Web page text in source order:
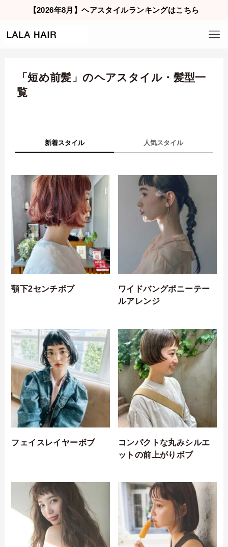
【2026年8月】ヘアスタイルランキングはこちら
「短め前髪」のヘアスタイル・髪型一
覧
新着スタイル 人気スタイル
顎下2センチボブ
ワイドバングポニーテー
ルアレンジ
フェイスレイヤーボブ
コンパクトな丸みシルエ
ットの前上がりボブ